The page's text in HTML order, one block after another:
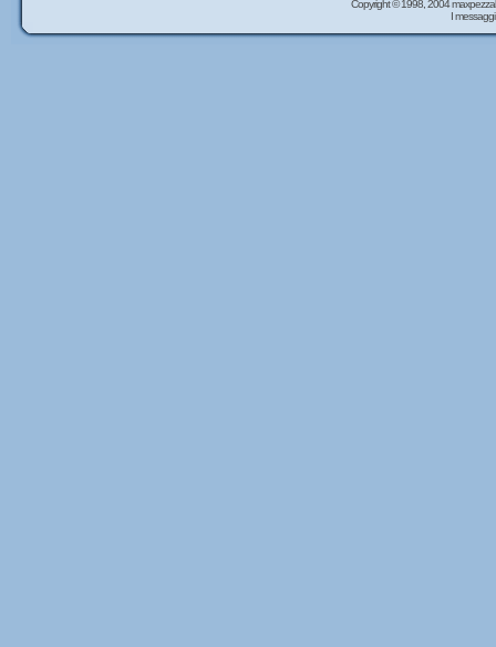
Copyright © 1998, 2004
I